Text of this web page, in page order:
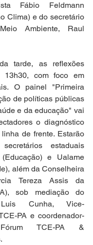
Fábio Feldmann
Clima) e do secretário
Ambiente, Raul
tarde, as reflexões
13h30, com foco em
O painel "Primeira
de políticas públicas
e da educação" vai
o diagnóstico
de frente. Estarão
estaduais
e Ualame
além da Conselheira
Tereza Assis da
sob mediação do
Luis Cunha, Vice-
PA e coordenador-
TCE-PA &